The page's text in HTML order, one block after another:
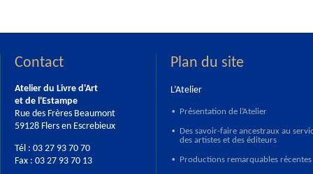
Contact
Atelier du Livre d'Art
et de l'Estampe
Rue des Frères Beaumont
59128 Flers en Escrebieux
Tél : 03 27 93 70 70
Fax : 03 27 93 70 13
Plan du site
L’Atelier
• Présentation de l’Atelier
•
Des savoir-faire ancestraux au
des artistes et des éditeurs
• Productions remarquables récentes